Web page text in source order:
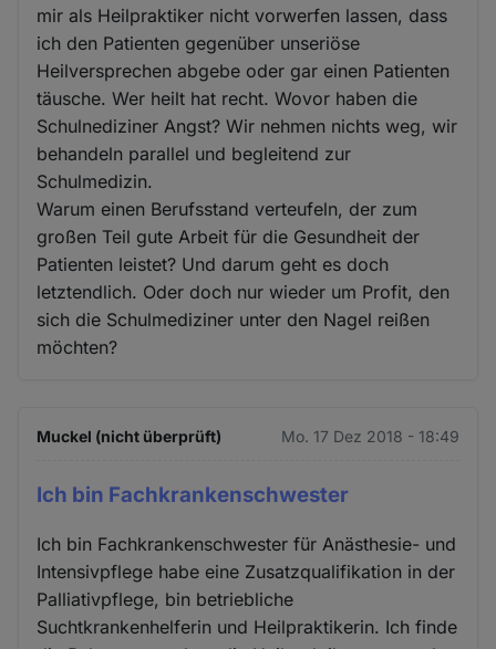
mir als Heilpraktiker nicht vorwerfen lassen, dass
ich den Patienten gegenüber unseriöse
Heilversprechen abgebe oder gar einen Patienten
täusche. Wer heilt hat recht. Wovor haben die
Schulnediziner Angst? Wir nehmen nichts weg, wir
behandeln parallel und begleitend zur
Schulmedizin.
Warum einen Berufsstand verteufeln, der zum
großen Teil gute Arbeit für die Gesundheit der
Patienten leistet? Und darum geht es doch
letztendlich. Oder doch nur wieder um Profit, den
sich die Schulmediziner unter den Nagel reißen
möchten?
Muckel (nicht überprüft) Mo. 17 Dez 2018 - 18:49
Ich bin Fachkrankenschwester
Ich bin Fachkrankenschwester für Anästhesie- und
Intensivpflege habe eine Zusatzqualifikation in der
Palliativpflege, bin betriebliche
Suchtkrankenhelferin und Heilpraktikerin. Ich finde